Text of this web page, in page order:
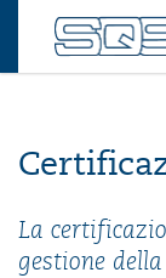
La
gestione